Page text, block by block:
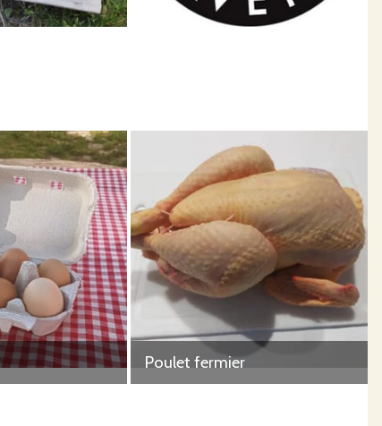
une alimentation saine passe par des produits fermiers
Poulet fermier